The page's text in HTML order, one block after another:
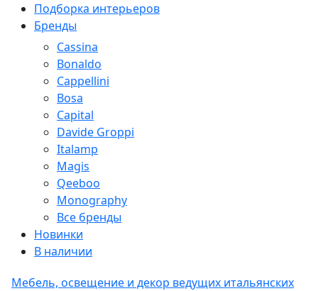
Подборка интерьеров
Бренды
Cassina
Bonaldo
Cappellini
Bosa
Capital
Davide Groppi
Italamp
Magis
Qeeboo
Monography
Все бренды
Новинки
В наличии
Мебель, освещение и декор ведущих итальянских